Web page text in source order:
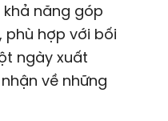
năng góp
phù hợp với bối
ngày xuất
về những